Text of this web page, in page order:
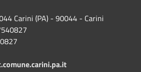
Carini (PA) - 90044 - Carini